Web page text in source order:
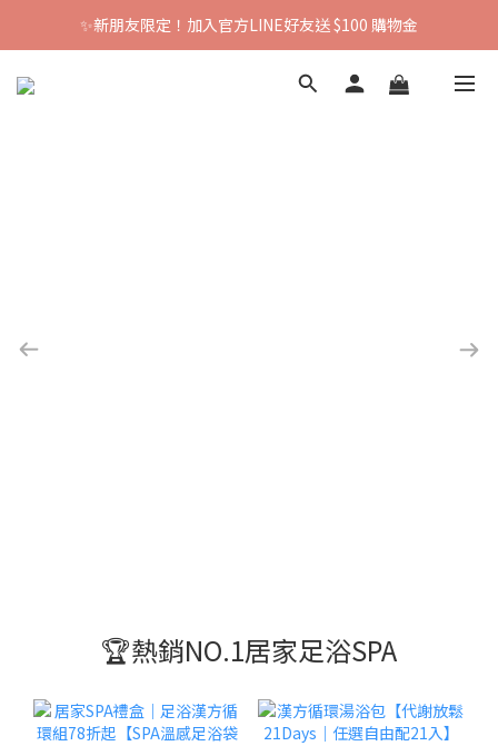
✨新朋友限定！加入官方LINE好友送 $100 購物金
🏆熱銷NO.1居家足浴SPA